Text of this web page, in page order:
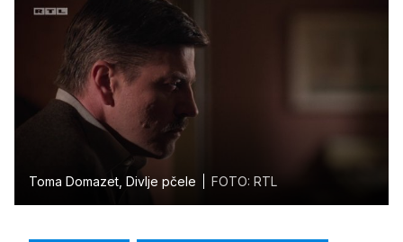
Toma Domazet, Divlje pčele FOTO: RTL